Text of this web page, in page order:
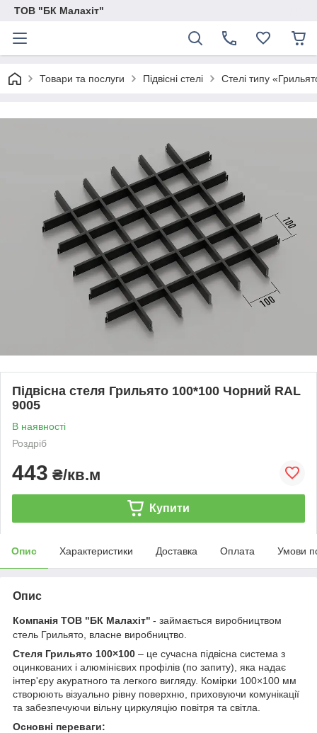
ТОВ "БК Малахіт"
Товари та послуги Підвісні стелі Стелі типу
Підвісна стеля Грильято 100*100 Чорний RAL
9005
В наявності
Роздріб
443 ₴/кв.м
Купити
Опис Характеристики Доставка Оплата Умови
Опис
Компанія ТОВ "БК Малахіт" - займається виробництвом
стель Грильято, власне виробництво.
Стеля Грильято 100×100 – це сучасна підвісна система з
оцинкованих і алюмінієвих профілів (по запиту), яка надає
інтер'єру акуратного та легкого вигляду. Комірки 100×100 мм
створюють візуально рівну поверхню, приховуючи комунікації
та забезпечуючи вільну циркуляцію повітря та світла.
Основні переваги: